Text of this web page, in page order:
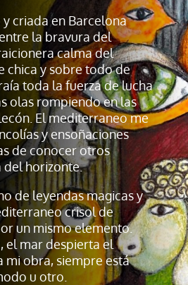
criada en Barcelona
la bravura del
calma del
chica y sobre todo de
toda la fuerza de lucha
olas rompiendo en las
El mediterraneo me
y ensoñaciones
de conocer otros
del horizonte.
de leyendas magicas y
crisol de
un mismo elemento.
el mar despierta el
mi obra, siempre está
u otro.